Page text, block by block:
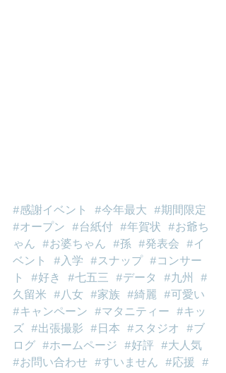
#感謝イベント #今年最大
#期間限定
#オープン
#台紙付 #年賀状
#お爺ち
ゃん
#お婆ちゃん #孫 #発表会
#イ
ベント
#入学 #スナップ
#コンサー
ト
#好き #七五三 #データ #九州
#
久留米
#八女 #家族 #綺麗 #可愛い
#キャンペーン
#マタニティー
#キッ
ズ
#出張撮影 #日本 #スタジオ
#ブ
ログ
#ホームページ #好評 #大人気
#お問い合わせ
#すいません #応援
#